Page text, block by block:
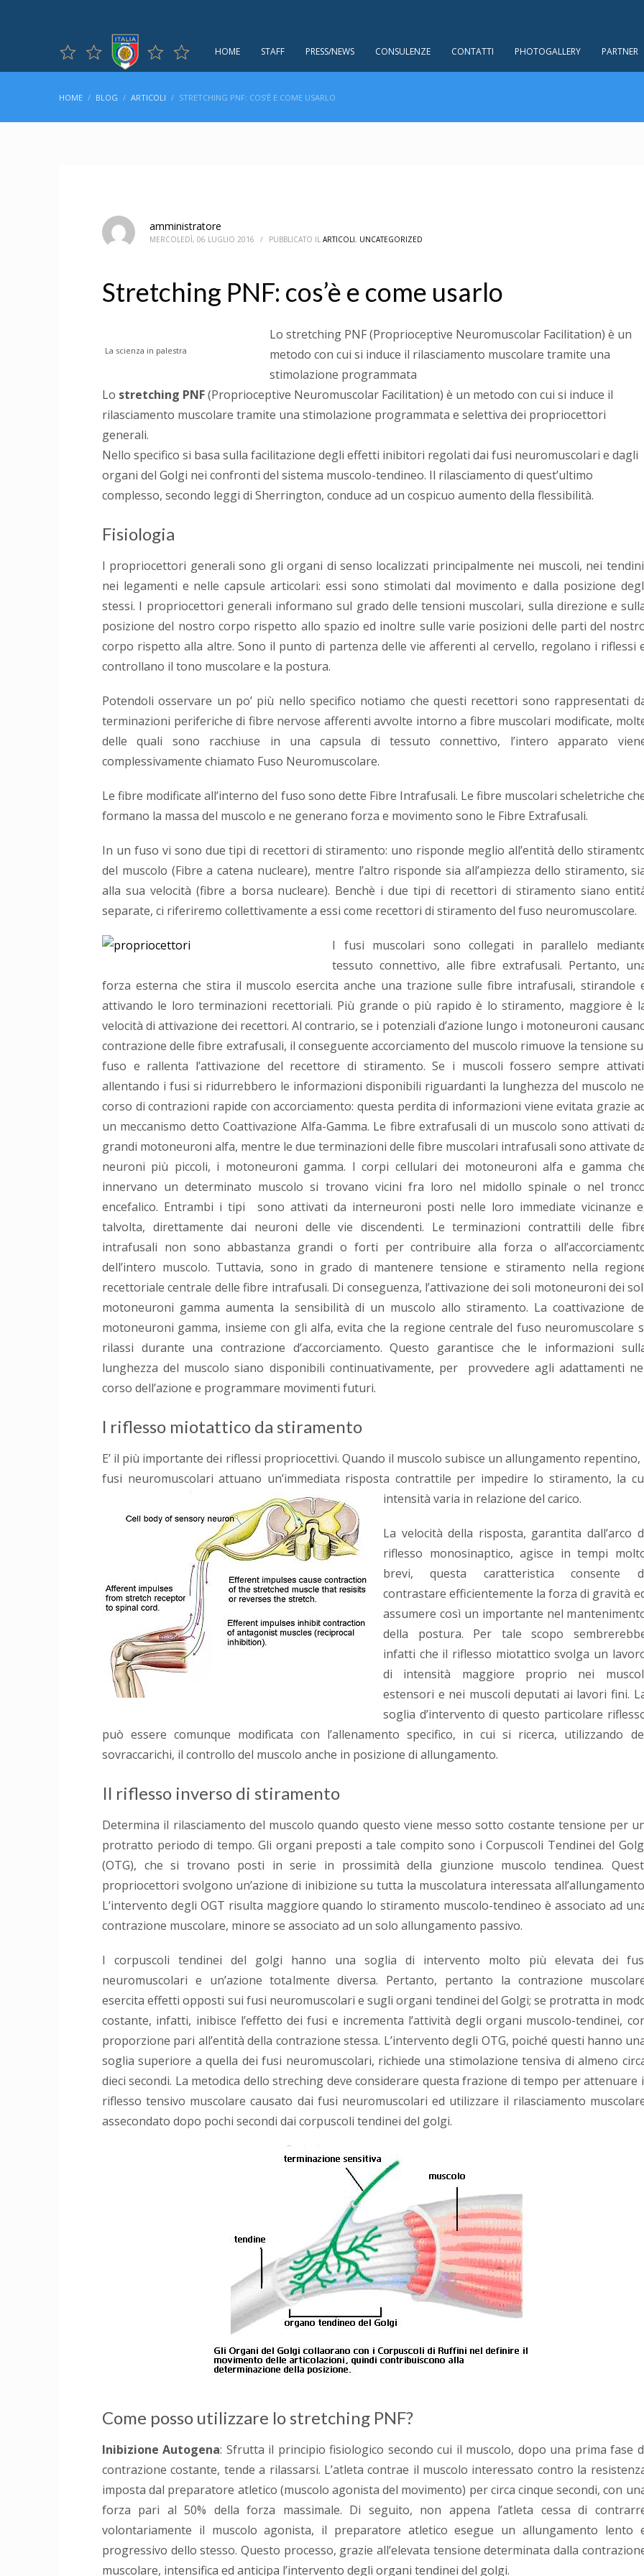
HOME STAFF PRESS/NEWS CONSULENZE CONTATTI PHOTOGALLERY PARTNER
HOME BLOG ARTICOLI STRETCHING PNF: COS’È E COME USARLO
amministratore
MERCOLEDÌ, 06 LUGLIO 2016 / PUBBLICATO IL ARTICOLI, UNCATEGORIZED
Stretching PNF: cos’è e come usarlo
La scienza in palestra
Lo stretching PNF (Proprioceptive Neuromuscolar Facilitation) è un
metodo con cui si induce il rilasciamento muscolare tramite una
stimolazione programmata
Lo stretching PNF(Proprioceptive Neuromuscolar Facilitation) è un metodo con cui si induce il
rilasciamento muscolare tramite una stimolazione programmata e selettiva dei propriocettori
generali.
Nello specifico si basa sulla facilitazione degli effetti inibitori regolati dai fusi neuromuscolari e dagli
organi del Golgi nei confronti del sistema muscolo-tendineo. Il rilasciamento di quest’ultimo
complesso, secondo leggi di Sherrington, conduce ad un cospicuo aumento della flessibilità.
Fisiologia
I propriocettori generali sono gli organi di senso localizzati principalmente nei muscoli, nei
nei legamenti e nelle capsule articolari: essi sono stimolati dal movimento e dalla posizione
stessi. I propriocettori generali informano sul grado delle tensioni muscolari, sulla direzione e
posizione del nostro corpo rispetto allo spazio ed inoltre sulle varie posizioni delle parti del
corpo rispetto alla altre. Sono il punto di partenza delle vie afferenti al cervello, regolano i riflessi
controllano il tono muscolare e la postura.
Potendoli osservare un po’ più nello specifico notiamo che questi recettori sono rappresentati
terminazioni periferiche di fibre nervose afferenti avvolte intorno a fibre muscolari modificate,
delle quali sono racchiuse in una capsula di tessuto connettivo, l’intero apparato
complessivamente chiamato Fuso Neuromuscolare.
Le fibre modificate all’interno del fuso sono dette Fibre Intrafusali. Le fibre muscolari scheletriche
formano la massa del muscolo e ne generano forza e movimento sono le Fibre Extrafusali.
In un fuso vi sono due tipi di recettori di stiramento: uno risponde meglio all’entità dello
del muscolo (Fibre a catena nucleare), mentre l’altro risponde sia all’ampiezza dello stiramento,
alla sua velocità (fibre a borsa nucleare). Benchè i due tipi di recettori di stiramento siano
separate, ci riferiremo collettivamente a essi come recettori di stiramento del fuso neuromuscolare.
I fusi muscolari sono collegati in parallelo
tessuto connettivo, alle fibre extrafusali. Pertanto,
forza esterna che stira il muscolo esercita anche una trazione sulle fibre intrafusali, stirandole
attivando le loro terminazioni recettoriali. Più grande o più rapido è lo stiramento, maggiore è
velocità di attivazione dei recettori. Al contrario, se i potenziali d’azione lungo i motoneuroni
contrazione delle fibre extrafusali, il conseguente accorciamento del muscolo rimuove la tensione
fuso e rallenta l’attivazione del recettore di stiramento. Se i muscoli fossero sempre
allentando i fusi si ridurrebbero le informazioni disponibili riguardanti la lunghezza del muscolo
corso di contrazioni rapide con accorciamento: questa perdita di informazioni viene evitata grazie
un meccanismo detto Coattivazione Alfa-Gamma. Le fibre extrafusali di un muscolo sono attivati
grandi motoneuroni alfa, mentre le due terminazioni delle fibre muscolari intrafusali sono attivate
neuroni più piccoli, i motoneuroni gamma. I corpi cellulari dei motoneuroni alfa e gamma
innervano un determinato muscolo si trovano vicini fra loro nel midollo spinale o nel
encefalico. Entrambi i tipi sono attivati da interneuroni posti nelle loro immediate vicinanze
talvolta, direttamente dai neuroni delle vie discendenti. Le terminazioni contrattili delle
intrafusali non sono abbastanza grandi o forti per contribuire alla forza o
dell’intero muscolo. Tuttavia, sono in grado di mantenere tensione e stiramento nella
recettoriale centrale delle fibre intrafusali. Di conseguenza, l’attivazione dei soli motoneuroni dei
motoneuroni gamma aumenta la sensibilità di un muscolo allo stiramento. La coattivazione
motoneuroni gamma, insieme con gli alfa, evita che la regione centrale del fuso neuromuscolare
rilassi durante una contrazione d’accorciamento. Questo garantisce che le informazioni
lunghezza del muscolo siano disponibili continuativamente, per provvedere agli adattamenti
corso dell’azione e programmare movimenti futuri.
l riflesso miotattico da stiramento
E’ il più importante dei riflessi propriocettivi. Quando il muscolo subisce un allungamento repentino,
fusi neuromuscolari attuano un’immediata risposta contrattile per impedire lo stiramento, la
intensità varia in relazione del carico.
La velocità della risposta, garantita dall’arco
riflesso monosinaptico, agisce in tempi
brevi, questa caratteristica consente
contrastare efficientemente la forza di gravità
assumere così un importante nel
della postura. Per tale scopo
infatti che il riflesso miotattico svolga un
di intensità maggiore proprio nei
estensori e nei muscoli deputati ai lavori fini.
soglia d’intervento di questo particolare
può essere comunque modificata con l’allenamento specifico, in cui si ricerca, utilizzando
sovraccarichi, il controllo del muscolo anche in posizione di allungamento.
Il riflesso inverso di stiramento
Determina il rilasciamento del muscolo quando questo viene messo sotto costante tensione per
protratto periodo di tempo. Gli organi preposti a tale compito sono i Corpuscoli Tendinei del
(OTG), che si trovano posti in serie in prossimità della giunzione muscolo tendinea.
propriocettori svolgono un’azione di inibizione su tutta la muscolatura interessata
L’intervento degli OGT risulta maggiore quando lo stiramento muscolo-tendineo è associato ad
contrazione muscolare, minore se associato ad un solo allungamento passivo.
I corpuscoli tendinei del golgi hanno una soglia di intervento molto più elevata dei
neuromuscolari e un’azione totalmente diversa. Pertanto, pertanto la contrazione
esercita effetti opposti sui fusi neuromuscolari e sugli organi tendinei del Golgi; se protratta in
costante, infatti, inibisce l’effetto dei fusi e incrementa l’attività degli organi muscolo-tendinei,
proporzione pari all’entità della contrazione stessa. L’intervento degli OTG, poiché questi hanno
soglia superiore a quella dei fusi neuromuscolari, richiede una stimolazione tensiva di almeno
dieci secondi. La metodica dello streching deve considerare questa frazione di tempo per attenuare
riflesso tensivo muscolare causato dai fusi neuromuscolari ed utilizzare il rilasciamento
assecondato dopo pochi secondi dai corpuscoli tendinei del golgi.
Come posso utilizzare lo stretching PNF?
Inibizione Autogena: Sfrutta il principio fisiologico secondo cui il muscolo, dopo una prima fase
contrazione costante, tende a rilassarsi. L’atleta contrae il muscolo interessato contro la
imposta dal preparatore atletico (muscolo agonista del movimento) per circa cinque secondi, con
forza pari al 50% della forza massimale. Di seguito, non appena l’atleta cessa di
volontariamente il muscolo agonista, il preparatore atletico esegue un allungamento lento
progressivo dello stesso. Questo processo, grazie all’elevata tensione determinata dalla
muscolare, intensifica ed anticipa l’intervento degli organi tendinei del golgi.